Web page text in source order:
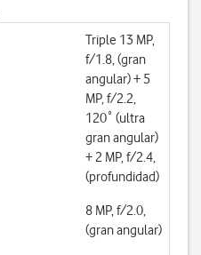
Triple 13 MP,
f/1.8, (gran
angular) + 5
MP, f/2.2,
120˚ (ultra
gran angular)
+ 2 MP, f/2.4,
(profundidad)
8 MP, f/2.0,
(gran angular)